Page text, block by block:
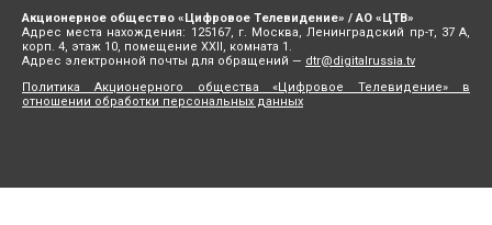
Акционерное общество «Цифровое Телевидение» / АО «ЦТВ»
Адрес места нахождения: 125167, г. Москва, Ленинградский пр-т, 37 А,
корп. 4, этаж 10, помещение XXII, комната 1.
Адрес электронной почты для обращений — dtr@digitalrussia.tv
Политика Акционерного общества «Цифровое Телевидение» в
отношении обработки персональных данных